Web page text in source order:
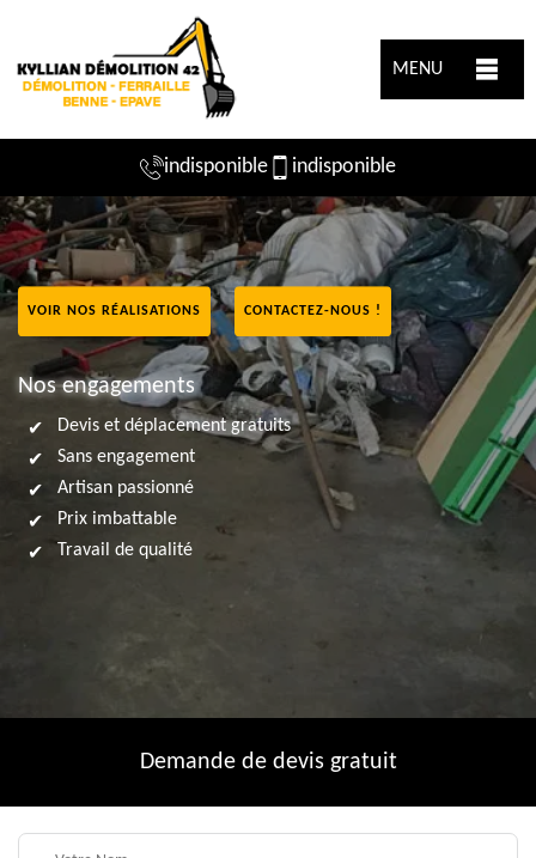
MENU
indisponible indisponible
VOIR NOS RÉALISATIONS CONTACTEZ-NOUS !
Nos engagements
Devis et déplacement gratuits
Sans engagement
Artisan passionné
Prix imbattable
Travail de qualité
Demande de devis gratuit